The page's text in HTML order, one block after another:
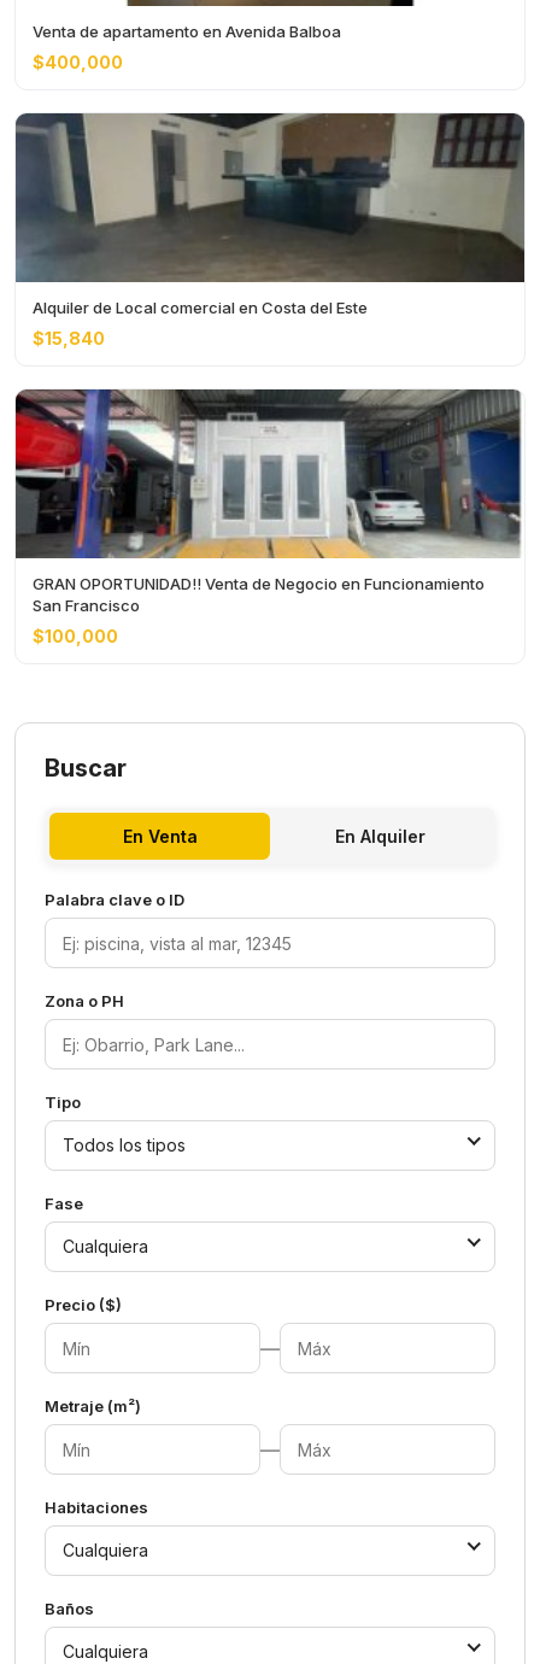
Venta de apartamento en Avenida Balboa
$400,000
Alquiler de Local comercial en Costa del Este
$15,840
GRAN OPORTUNIDAD!! Venta de Negocio en Funcionamiento
San Francisco
$100,000
Buscar
En Venta En Alquiler
Palabra clave o ID
Zona o PH
Tipo
Todos los tipos
Fase
Cualquiera
Precio ($)
—
Metraje (m²)
—
Habitaciones
Cualquiera
Baños
Cualquiera